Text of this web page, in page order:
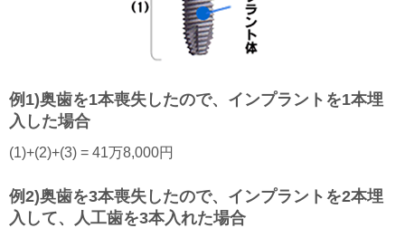
例1)奥歯を1本喪失したので、インプラントを1本埋
入した場合
(1)+(2)+(3) = 41万8,000円
例2)奥歯を3本喪失したので、インプラントを2本埋
入して、人工歯を3本入れた場合